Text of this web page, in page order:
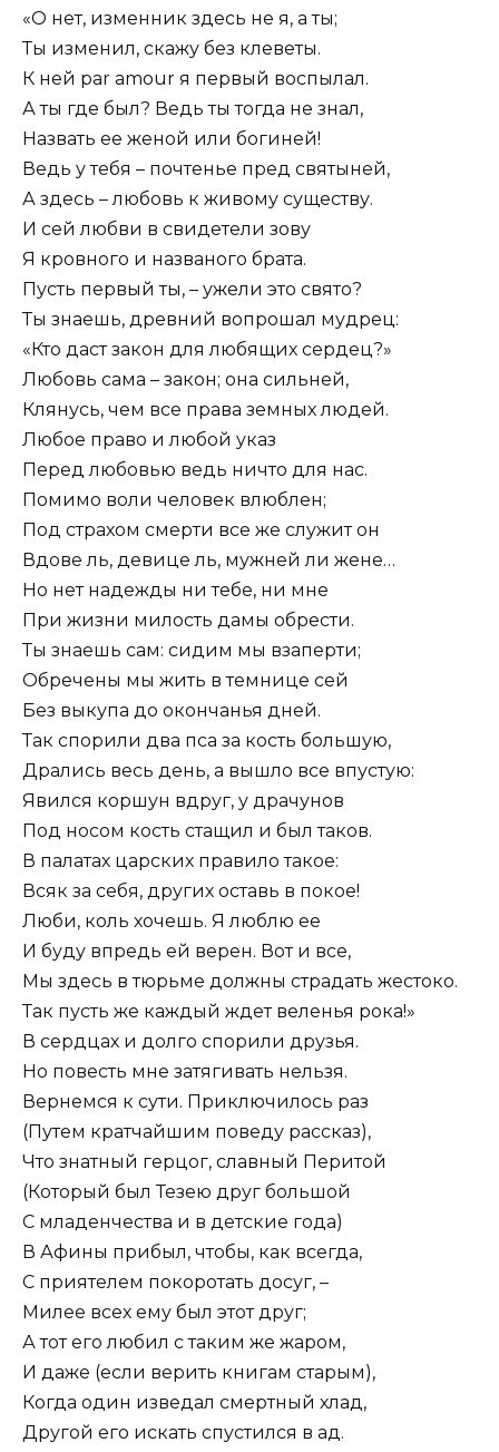
«О нет, изменник здесь не я, а ты;
Ты изменил, скажу без клеветы.
К ней par amour я первый воспылал.
А ты где был? Ведь ты тогда не знал,
Назвать ее женой или богиней!
Ведь у тебя – почтенье пред святыней,
А здесь – любовь к живому существу.
И сей любви в свидетели зову
Я кровного и названого брата.
Пусть первый ты, – ужели это свято?
Ты знаешь, древний вопрошал мудрец:
«Кто даст закон для любящих сердец?»
Любовь сама – закон; она сильней,
Клянусь, чем все права земных людей.
Любое право и любой указ
Перед любовью ведь ничто для нас.
Помимо воли человек влюблен;
Под страхом смерти все же служит он
Вдове ль, девице ль, мужней ли жене…
Но нет надежды ни тебе, ни мне
При жизни милость дамы обрести.
Ты знаешь сам: сидим мы взаперти;
Обречены мы жить в темнице сей
Без выкупа до окончанья дней.
Так спорили два пса за кость большую,
Дрались весь день, а вышло все впустую:
Явился коршун вдруг, у драчунов
Под носом кость стащил и был таков.
В палатах царских правило такое:
Всяк за себя, других оставь в покое!
Люби, коль хочешь. Я люблю ее
И буду впредь ей верен. Вот и все,
Мы здесь в тюрьме должны страдать жестоко.
Так пусть же каждый ждет веленья рока!»
В сердцах и долго спорили друзья.
Но повесть мне затягивать нельзя.
Вернемся к сути. Приключилось раз
(Путем кратчайшим поведу рассказ),
Что знатный герцог, славный Перитой
(Который был Тезею друг большой
С младенчества и в детские года)
В Афины прибыл, чтобы, как всегда,
С приятелем покоротать досуг, –
Милее всех ему был этот друг;
А тот его любил с таким же жаром,
И даже (если верить книгам старым),
Когда один изведал смертный хлад,
Другой его искать спустился в ад.